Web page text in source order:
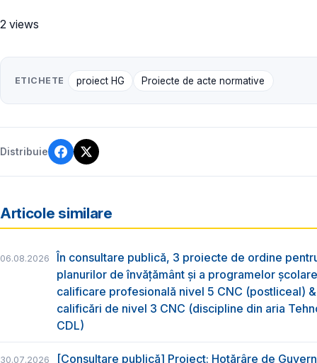
2 views
ETICHETE proiect HG Proiecte de acte normative
Distribuie
Articole similare
06.08.2026
În consultare publică, 3 proiecte de ordine
planurilor de învățământ și a programelor
calificare profesională nivel 5 CNC (postliceal)
calificări de nivel 3 CNC (discipline din aria
CDL)
30.07.2026
[Consultare publică] Proiect: Hotărâre de